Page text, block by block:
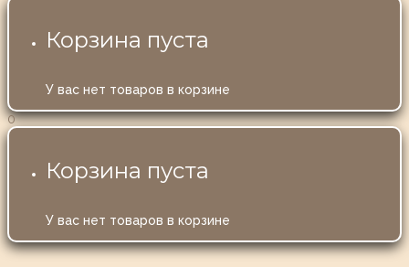
Корзина пуста
У вас нет товаров в корзине
0
Корзина пуста
У вас нет товаров в корзине